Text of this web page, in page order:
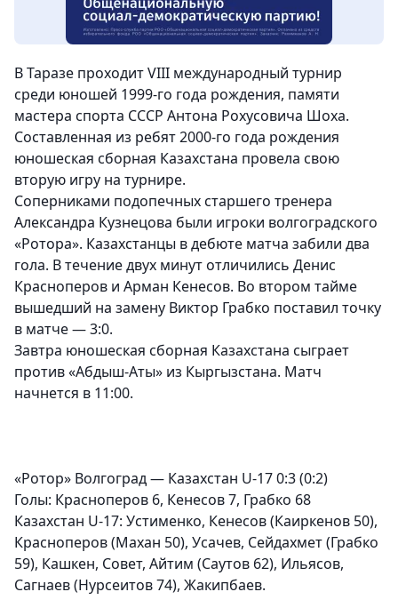
В Таразе проходит VIII международный турнир
среди юношей 1999-го года рождения, памяти
мастера спорта СССР Антона Рохусовича Шоха.
Составленная из ребят 2000-го года рождения
юношеская сборная Казахстана провела свою
вторую игру на турнире.
Соперниками подопечных старшего тренера
Александра Кузнецова были игроки волгоградского
«Ротора». Казахстанцы в дебюте матча забили два
гола. В течение двух минут отличились Денис
Красноперов и Арман Кенесов. Во втором тайме
вышедший на замену Виктор Грабко поставил точку
в матче — 3:0.
Завтра юношеская сборная Казахстана сыграет
против «Абдыш-Аты» из Кыргызстана. Матч
начнется в 11:00.
«Ротор» Волгоград — Казахстан U-17 0:3 (0:2)
Голы: Красноперов 6, Кенесов 7, Грабко 68
Казахстан U-17: Устименко, Кенесов (Каиркенов 50),
Красноперов (Махан 50), Усачев, Сейдахмет (Грабко
59), Кашкен, Совет, Айтим (Саутов 62), Ильясов,
Сагнаев (Нурсеитов 74), Жакипбаев.